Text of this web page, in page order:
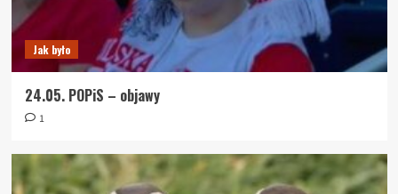
Jak było
24.05. POPiS – objawy
1